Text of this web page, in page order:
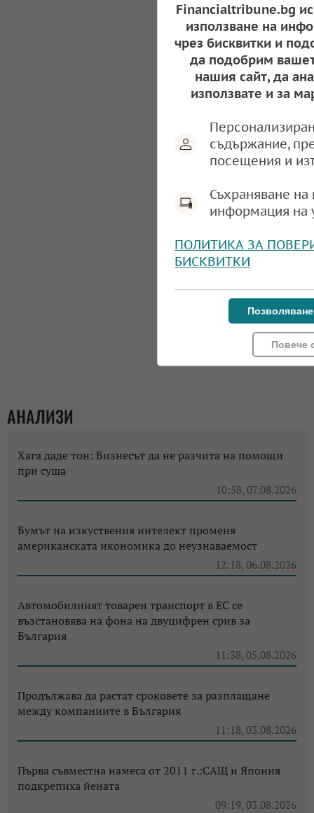
АНАЛИЗИ
Хага даде тон: Бизнесът да не разчита на помощи
при суша
10:58, 07.08.2026
Бумът на изкуствения интелект променя
американската икономика до неузнаваемост
12:18, 06.08.2026
Автомобилният товарен транспорт в ЕС се
възстановява на фона на двуцифрен срив за
България
11:38, 05.08.2026
Продължава да растат сроковете за разплащане
между компаниите в България
11:18, 03.08.2026
Първа съвместна намеса от 2011 г.:САЩ и Япония
подкрепиха йената
09:19, 03.08.2026
Financialtribune.bg
използване на
чрез бисквитки и
да подобрим
нашия сайт, да
използвате и за
съдържание,
посещения и
Съхраняване
информация на
ПОЛИТИКА ЗА
БИСКВИТКИ
Повече